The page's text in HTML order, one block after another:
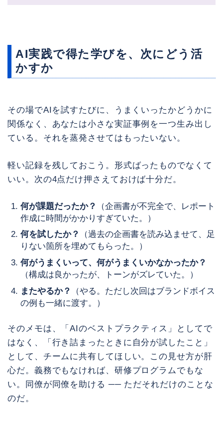
AI実践で得た学びを、次にどう活
かすか
その場でAIを試すたびに、うまくいったかどうかに
関係なく、あなたは小さな実証事例を一つ生み出し
ている。それを蒸発させてはもったいない。
軽い記録を残しておこう。形式ばったものでなくて
いい。次の4点だけ押さえておけば十分だ。
何が課題だったか？
（企画書が不完全で、レポート
作成に時間がかかりすぎていた。）
何を試したか？
（過去の企画書を読み込ませて、足
りない箇所を埋めてもらった。）
何がうまくいって、何がうまくいかなかったか？
（構成は良かったが、トーンがズレていた。）
またやるか？
（やる。ただし次回はブランドボイス
の例も一緒に渡す。）
そのメモは、「AIのベストプラクティス」としてで
はなく、「行き詰まったときに自分が試したこと」
として、チームに共有してほしい。この見せ方が肝
心だ。義務でもなければ、研修プログラムでもな
い。同僚が同僚を助ける ── ただそれだけのことな
のだ。